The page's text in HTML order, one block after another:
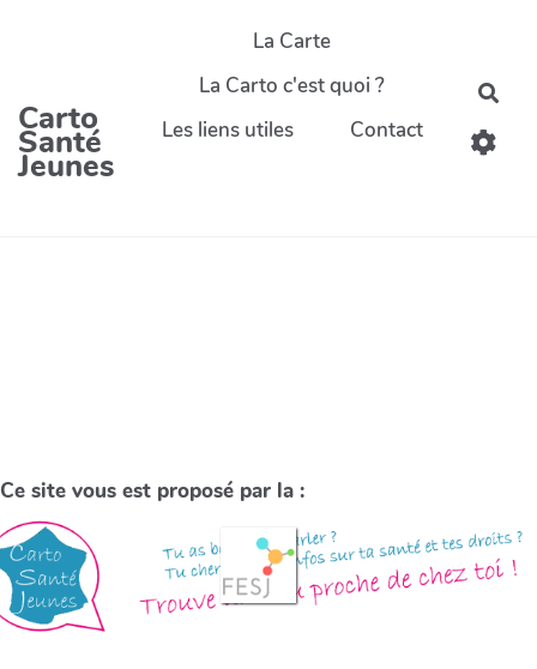
Carto
Santé
Jeunes
La Carte
La Carto c'est quoi ?
Les liens utiles
Contact
Ce site vous est proposé par la :